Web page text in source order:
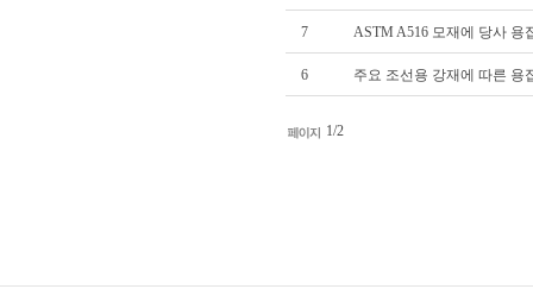
7 ASTM A516 모재에 당사 용
6 주요 조선용 강재에 따른 용
1/2